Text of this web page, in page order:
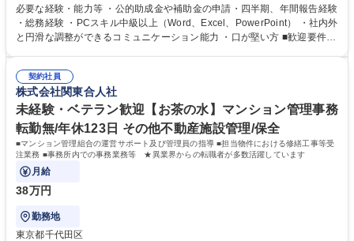
ジションとして活躍いただくことを期待しています。 【総務・人事グルー
プの業務内容】 ・人事制度関連 ・採用活動 ・教育研修の企画、実行 ・勤
怠管理 ・官公庁への各種提出 ・法定の会議運営（評議員会、理事会） ・
管理 ・福利厚生関連 ・職員からの問合せ、相談対応 ・その他日常の総務
業務全般 募集職種 【東京／文京区】公益財団法人の総務人事業務／年間
休日125日
必要な経験・能力等 ・公的助成金や補助金の申請・四半期、年間報告経験
・総務経験 ・PCスキル中級以上（Word、Excel、PowerPoint） ・社内外
と円滑な調整ができるコミュニケーション能力 ・口が堅い方 ■歓迎要件
契約社員
株式会社関東合人社
未経験・ベテラン歓迎【お茶の水】マンション管理事務
転勤無/年休123日 その他不動産施設管理/保全
■マンション管理組合の運営サポート及び管理員の指導 ■担当物件における修繕工事等受
注業務 ■事務所内での事務業務等 ★異業界からの転職者が多数活躍しています
月給
38万円
勤務地
東京都千代田区